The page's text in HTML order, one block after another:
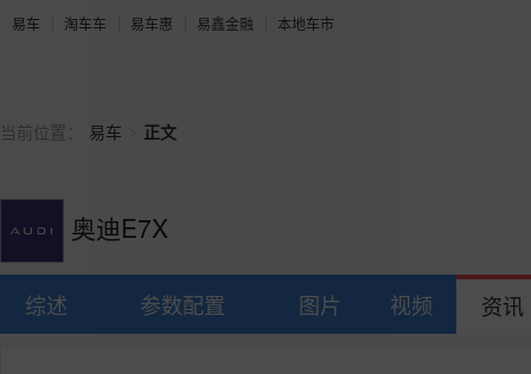
易车 淘车车 易车惠 易鑫金融 本地车市
当前位置： 易车 正文
奥迪E7X
综述 参数配置 图片 视频 资讯